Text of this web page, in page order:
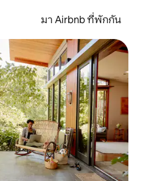
มา Airbnb ที่พักกัน